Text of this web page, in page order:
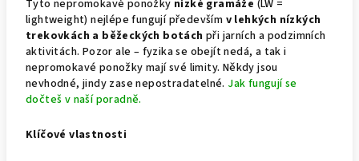
Tyto nepromokavé ponožky nízké gramáže (LW =
lightweight) nejlépe fungují především v lehkých nízkých
trekovkách a běžeckých botách při jarních a podzimních
aktivitách. Pozor ale – fyzika se obejít nedá, a tak i
nepromokavé ponožky mají své limity. Někdy jsou
nevhodné, jindy zase nepostradatelné. Jak fungují se
dočteš v naší poradně.
Klíčové vlastnosti